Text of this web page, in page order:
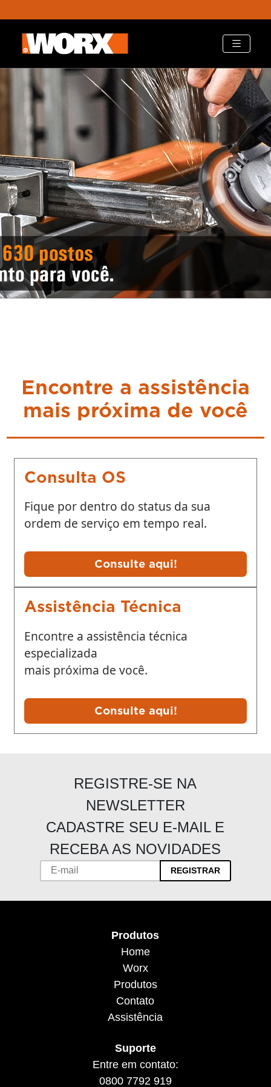
Encontre a assistência
mais próxima de você
Consulta OS
Fique por dentro do status da sua
ordem de serviço em tempo real.
Consulte aqui!
Assistência Técnica
Encontre a assistência técnica
especializada
mais próxima de você.
Consulte aqui!
REGISTRE-SE NA
NEWSLETTER
CADASTRE SEU E-MAIL E
RECEBA AS NOVIDADES
REGISTRAR
Produtos
Home
Worx
Produtos
Contato
Assistência
Suporte
Entre em contato:
0800 7792 919